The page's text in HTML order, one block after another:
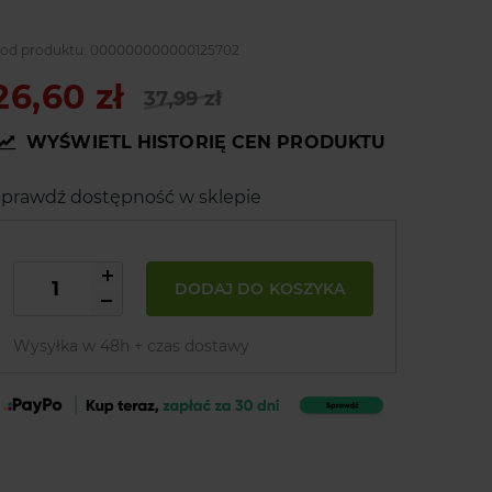
produktu: 000000000000125702
zł 37,99 zł
WYŚWIETL HISTORIĘ CEN PRODUKTU
dostępność w sklepie
DODAJ DO KOSZYKA
Wysyłka w 48h + czas dostawy